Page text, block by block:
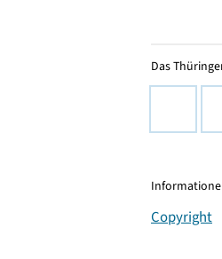
Das
Copyright